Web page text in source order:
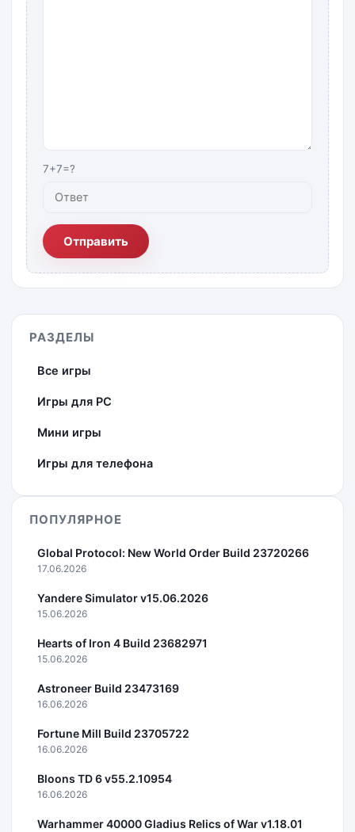
7+7=?
Отправить
РАЗДЕЛЫ
Все игры
Игры для PC
Мини игры
Игры для телефона
ПОПУЛЯРНОЕ
Global Protocol: New World Order Build 23720266
17.06.2026
Yandere Simulator v15.06.2026
15.06.2026
Hearts of Iron 4 Build 23682971
15.06.2026
Astroneer Build 23473169
16.06.2026
Fortune Mill Build 23705722
16.06.2026
Bloons TD 6 v55.2.10954
16.06.2026
Warhammer 40000 Gladius Relics of War v1.18.01